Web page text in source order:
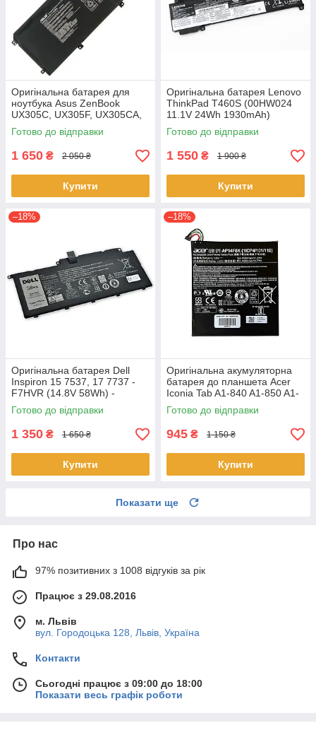
Оригінальна батарея для
ноутбука Asus ZenBook
UX305C, UX305F, UX305CA,
UX305FA - C31N1411 (+11.4 V
45Wh) АКБ
Готово до відправки
1 650 ₴ 2 050 ₴
Купити
Оригінальна батарея Lenovo
ThinkPad T460S (00HW024
11.1V 24Wh 1930mAh)
Акумулятор, АКБ для
ноутбука
Готово до відправки
1 550 ₴ 1 900 ₴
Купити
–18%
Оригінальна батарея Dell
Inspiron 15 7537, 17 7737 -
F7HVR (14.8V 58Wh) -
Акумулятор, АКБ
Готово до відправки
1 350 ₴ 1 650 ₴
Купити
–18%
Оригінальна акумуляторна
батарея до планшета Acer
Iconia Tab A1-840 A1-850 A1-
860 One 8 B1-810 B1-820 B1-
830 - AP14F8K
Готово до відправки
945 ₴ 1 150 ₴
Купити
Показати ще
Про нас
97% позитивних з 1008 відгуків за рік
Працює з 29.08.2016
м. Львів
вул. Городоцька 128, Львів, Україна
Контакти
Сьогодні працює з 09:00 до 18:00
Показати весь графік роботи